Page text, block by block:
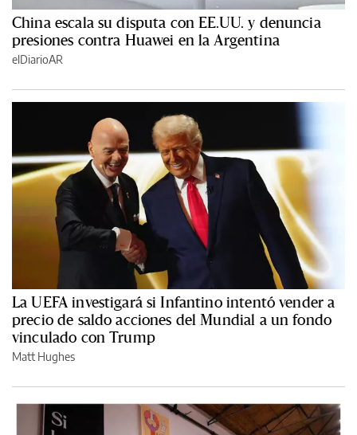
China escala su disputa con EE.UU. y denuncia
presiones contra Huawei en la Argentina
elDiarioAR
La UEFA investigará si Infantino intentó vender a
precio de saldo acciones del Mundial a un fondo
vinculado con Trump
Matt Hughes